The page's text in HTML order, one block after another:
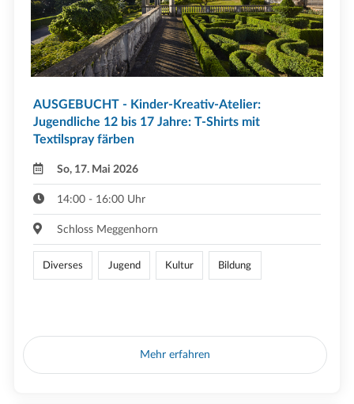
AUSGEBUCHT - Kinder-Kreativ-Atelier:
Jugendliche 12 bis 17 Jahre: T-Shirts mit
Textilspray färben
So, 17. Mai 2026
14:00 - 16:00 Uhr
Schloss Meggenhorn
Diverses Jugend Kultur Bildung
Mehr erfahren